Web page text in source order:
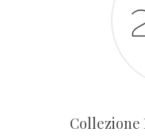
Collezione